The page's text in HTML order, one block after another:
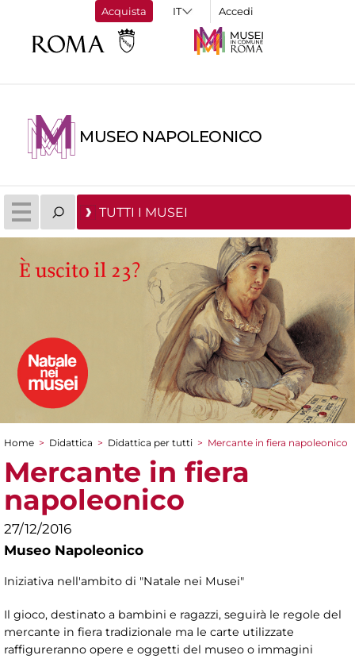
Acquista Accedi
MUSEO NAPOLEONICO
TUTTI I MUSEI
Tu sei qui
Home > Didattica > Didattica per tutti > Mercante in fiera napoleonico
Mercante in fiera
napoleonico
27/12/2016
Museo Napoleonico
Iniziativa nell'ambito di "Natale nei Musei"
Il gioco, destinato a bambini e ragazzi, seguirà le regole del
mercante in fiera tradizionale ma le carte utilizzate
raffigureranno opere e oggetti del museo o immagini